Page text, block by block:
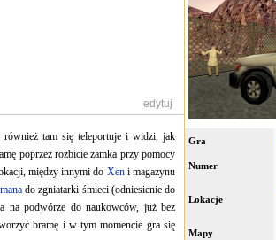
Gra
Numer
Lokacje
Mapy
edytuj
również tam się teleportuje i widzi, jak
poprzez rozbicie zamka przy pomocy
między innymi do Xeni magazynu
do zgniatarki śmieci (odniesienie do
na podwórze do naukowców, już bez
bramę i w tym momencie gra się